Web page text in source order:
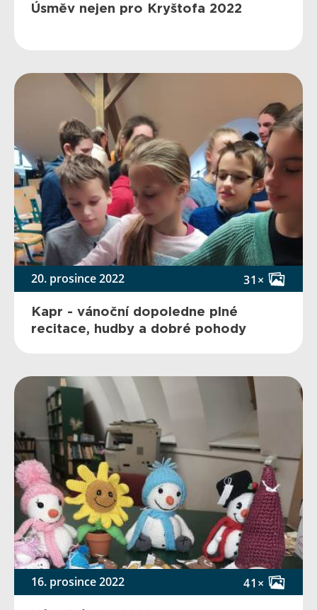
Úsměv nejen pro Kryštofa 2022
20. prosince 2022 31×
Kapr - vánoční dopoledne plné
recitace, hudby a dobré pohody
16. prosince 2022 41×